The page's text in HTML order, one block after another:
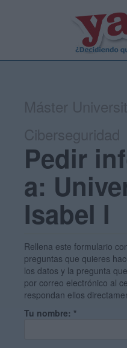
Pedir
a:
Isabel I
Rellena este formulario
preguntas que quieres
los datos y la pregunta
por correo electrónico al
respondan ellos
Tu nombre: *